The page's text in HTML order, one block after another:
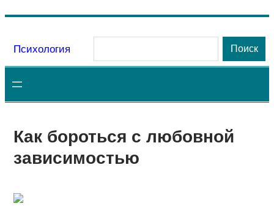
Психология Поиск
Как бороться с любовной
зависимостью